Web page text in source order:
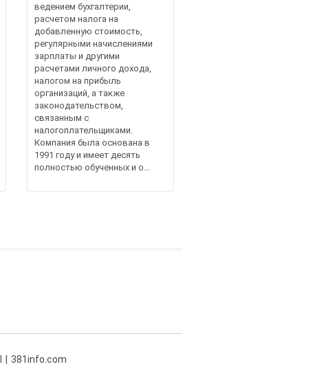
ведением бухгалтерии,
расчетом налога на
добавленную стоимость,
регулярными начислениями
зарплаты и другими
расчетами личного дохода,
налогом на прибыль
организаций, а также
законодательством,
связанным с
налогоплательщиками.
Компания была основана в
1991 году и имеет десять
полностью обученных и о...
381info.com